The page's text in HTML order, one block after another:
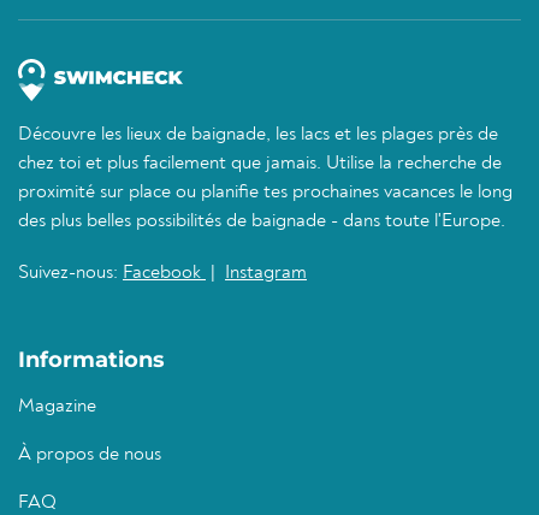
Découvre les lieux de baignade, les lacs et les plages près de
chez toi et plus facilement que jamais. Utilise la recherche de
proximité sur place ou planifie tes prochaines vacances le long
des plus belles possibilités de baignade - dans toute l'Europe.
Suivez-nous: Facebook Instagram
Informations
Magazine
À propos de nous
FAQ